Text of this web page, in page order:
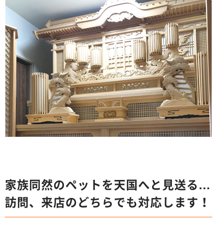
家族同然のペットを天国へと見送る…
訪問、来店のどちらでも対応します！